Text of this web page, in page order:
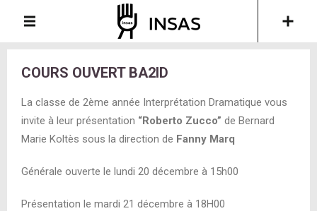
COURS OUVERT BA2ID
La classe de 2ème année Interprétation Dramatique vous
invite à leur présentation “Roberto Zucco” de Bernard
Marie Koltès sous la direction de Fanny Marq
Générale ouverte le lundi 20 décembre à 15h00
Présentation le mardi 21 décembre à 18H00